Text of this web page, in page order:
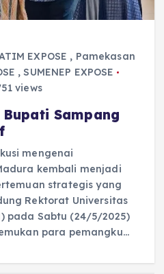
EXPOSE , Pamekasan
,SUMENEP EXPOSE
views
Sampang
mengenai
kembali menjadi
strategis yang
Rektorat Universitas
pada Sabtu (24/5/2025)
para pemangku…